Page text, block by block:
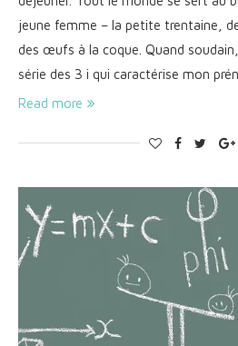
jeune femme – la petite trentaine,
des œufs à la coque. Quand
série des 3 i qui caractérise mon
Read more